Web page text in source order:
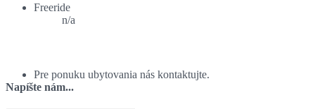
Freeride
n/a
Pre ponuku ubytovania nás kontaktujte.
Napíšte nám...